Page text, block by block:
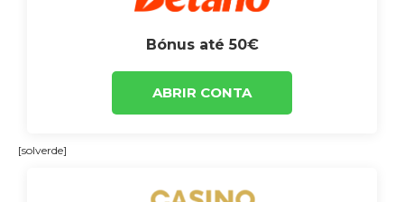
Bónus até 50€
ABRIR CONTA
[solverde]